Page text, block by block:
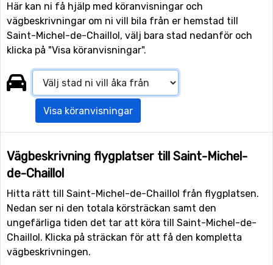
Här kan ni få hjälp med köranvisningar och
vägbeskrivningar om ni vill bila från er hemstad till
Saint-Michel-de-Chaillol, välj bara stad nedanför och
klicka på "Visa köranvisningar".
Visa köranvisningar
Vägbeskrivning flygplatser till Saint-Michel-
de-Chaillol
Hitta rätt till Saint-Michel-de-Chaillol från flygplatsen.
Nedan ser ni den totala körsträckan samt den
ungefärliga tiden det tar att köra till Saint-Michel-de-
Chaillol. Klicka på sträckan för att få den kompletta
vägbeskrivningen.